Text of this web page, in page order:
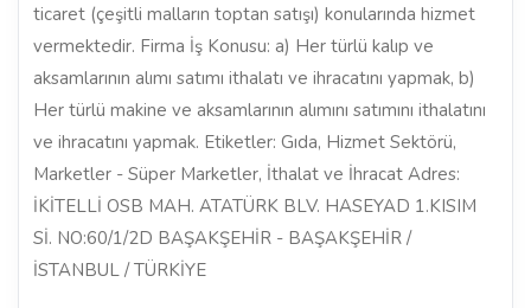
ticaret (çeşitli malların toptan satışı) konularında hizmet
vermektedir. Firma İş Konusu: a) Her türlü kalıp ve
aksamlarının alımı satımı ithalatı ve ihracatını yapmak, b)
Her türlü makine ve aksamlarının alımını satımını ithalatını
ve ihracatını yapmak. Etiketler: Gıda, Hizmet Sektörü,
Marketler - Süper Marketler, İthalat ve İhracat Adres:
İKİTELLİ OSB MAH. ATATÜRK BLV. HASEYAD 1.KISIM
Sİ. NO:60/1/2D BAŞAKŞEHİR - BAŞAKŞEHİR /
İSTANBUL / TÜRKİYE